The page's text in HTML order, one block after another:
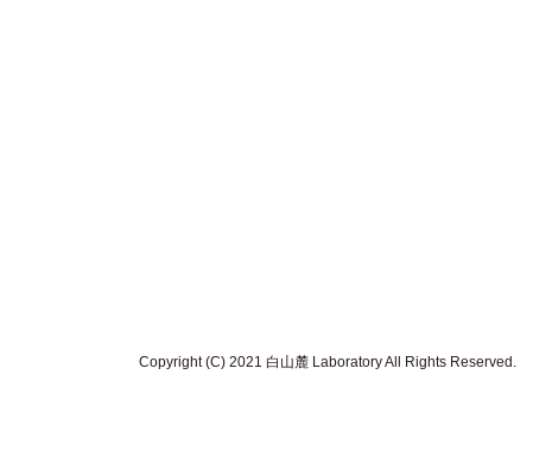
Copyright (C) 2021 白山麓 Laboratory All Rights Reserved.